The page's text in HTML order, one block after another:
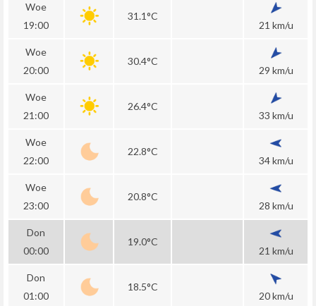
Woe
19:00
31.1°C
21 km/u
Woe
20:00
30.4°C
29 km/u
Woe
21:00
26.4°C
33 km/u
Woe
22:00
22.8°C
34 km/u
Woe
23:00
20.8°C
28 km/u
Don
00:00
19.0°C
21 km/u
Don
01:00
18.5°C
20 km/u